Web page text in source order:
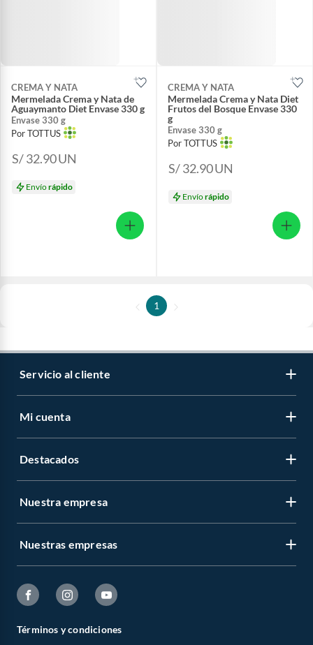
CREMA Y NATA
Mermelada Crema y Nata de
Aguaymanto Diet Envase 330 g
Envase 330 g
Por TOTTUS
S/ 32.90UN
Envíorápido
CREMA Y NATA
Mermelada Crema y Nata Diet
Frutos del Bosque Envase 330
g
Envase 330 g
Por TOTTUS
S/ 32.90UN
Envíorápido
1
Servicio al cliente
Mi cuenta
Destacados
Nuestra empresa
Nuestras empresas
Términos y condiciones